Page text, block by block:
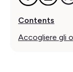
Contents
Accogliere gli